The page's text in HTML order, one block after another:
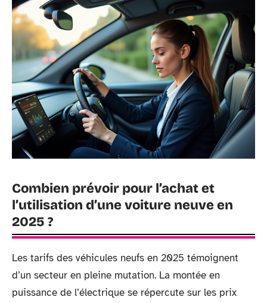
Combien prévoir pour l’achat et
l’utilisation d’une voiture neuve en
2025 ?
Les tarifs des véhicules neufs en 2025 témoignent
d’un secteur en pleine mutation. La montée en
puissance de l’électrique se répercute sur les prix